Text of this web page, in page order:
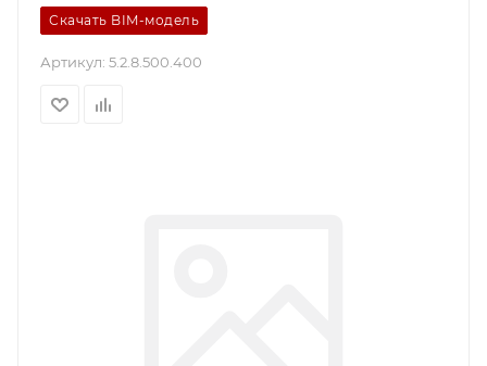
Скачать BIM-модель
Артикул: 5.2.8.500.400